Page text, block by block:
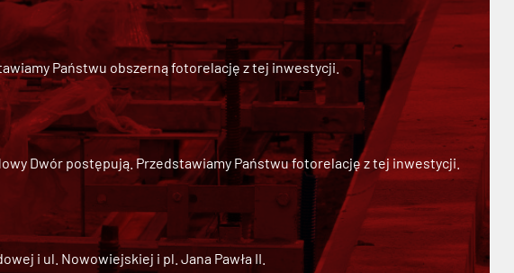
Państwu obszerną fotorelację z tej inwestycji.
Dwórpostępują. Przedstawiamy Państwu fotorelację z tej inwestycji.
i ul. Nowowiejskiej i pl. Jana Pawła II.